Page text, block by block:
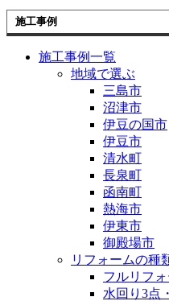
施工事例
施工事例一覧
地域で選ぶ
三島市
沼津市
伊豆の国市
伊豆市
清水町
長泉町
函南町
熱海市
伊東市
御殿場市
リフォームの種
フルリフ
水回り3点